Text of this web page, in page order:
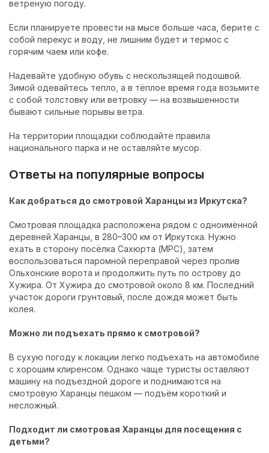
ветреную погоду.
Если планируете провести на мысе больше часа, берите с
собой перекус и воду, не лишним будет и термос с
горячим чаем или кофе.
Надевайте удобную обувь с нескользящей подошвой.
Зимой одевайтесь тепло, а в тёплое время года возьмите
с собой толстовку или ветровку — на возвышенности
бывают сильные порывы ветра.
На территории площадки соблюдайте правила
национального парка и не оставляйте мусор.
Ответы на популярные вопросы
Как добраться до смотровой Харанцы из Иркутска?
Смотровая площадка расположена рядом с одноимённой
деревней Харанцы, в 280–300 км от Иркутска. Нужно
ехать в сторону посёлка Сахюрта (МРС), затем
воспользоваться паромной переправой через пролив
Ольхонские ворота и продолжить путь по острову до
Хужира. От Хужира до смотровой около 8 км. Последний
участок дороги грунтовый, после дождя может быть
колея.
Можно ли подъехать прямо к смотровой?
В сухую погоду к локации легко подъехать на автомобиле
с хорошим клиренсом. Однако чаще туристы оставляют
машину на подъездной дороге и поднимаются на
смотровую Харанцы пешком — подъём короткий и
несложный.
Подходит ли смотровая Харанцы для посещения с
детьми?